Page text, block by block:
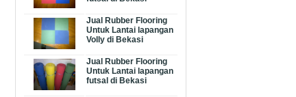
Jual Rubber Flooring
Untuk Lantai lapangan
Volly di Bekasi
Jual Rubber Flooring
Untuk Lantai lapangan
futsal di Bekasi